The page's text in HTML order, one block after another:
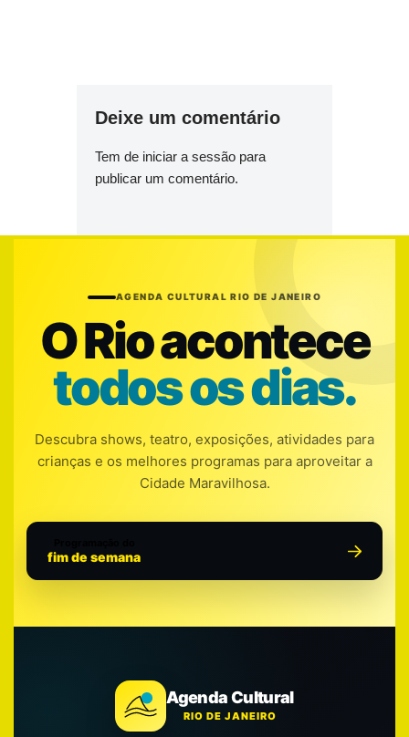
Deixe um comentário
Tem de iniciar a sessão para
publicar um comentário.
AGENDA CULTURAL RIO DE JANEIRO
O Rio acontece
todos os dias.
Descubra shows, teatro, exposições, atividades para
crianças e os melhores programas para aproveitar a
Cidade Maravilhosa.
fim de semana
Agenda Cultural
RIO DE JANEIRO